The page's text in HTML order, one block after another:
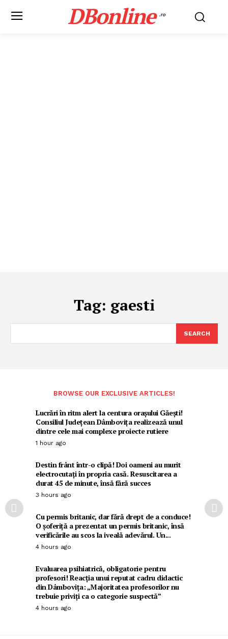
DBonline .ro
Tag: gaesti
SEARCH
BROWSE OUR EXCLUSIVE ARTICLES!
Lucrări în ritm alert la centura orașului Găești!
Consiliul Județean Dâmbovița realizează unul
dintre cele mai complexe proiecte rutiere
1 hour ago
Destin frânt într-o clipă! Doi oameni au murit
electrocutați în propria casă. Resuscitarea a
durat 45 de minute, însă fără succes
3 hours ago
Cu permis britanic, dar fără drept de a conduce!
O șoferiță a prezentat un permis britanic, însă
verificările au scos la iveală adevărul. Un...
4 hours ago
Evaluarea psihiatrică, obligatorie pentru
profesori! Reacția unui reputat cadru didactic
din Dâmbovița: „Majoritatea profesorilor nu
trebuie priviți ca o categorie suspectă”
4 hours ago